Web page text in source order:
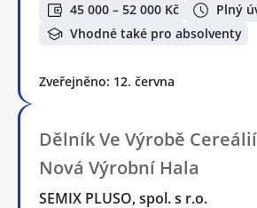
45 000 – 52 000 Kč
Plný
Vhodné také pro absolventy
Zveřejněno: 12. června
Dělník Ve Výrobě
Nová Výrobní Hala
SEMIX PLUSO, spol. s r.o.